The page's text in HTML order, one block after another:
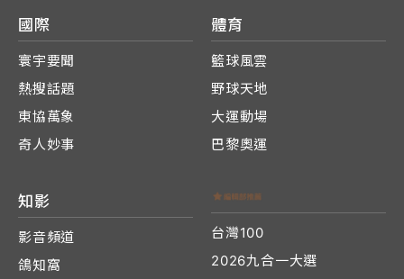
國際
寰宇要聞
熱搜話題
東協萬象
奇人妙事
體育
籃球風雲
野球天地
大運動場
巴黎奧運
知影
影音頻道
鴿知窩
台灣100
2026九合一大選